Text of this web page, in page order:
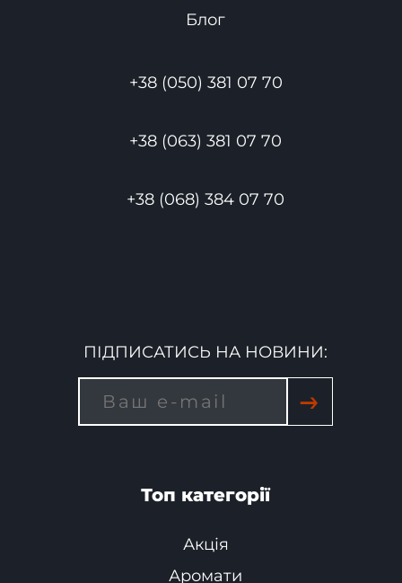
Блог
+38 (050) 381 07 70
+38 (063) 381 07 70
+38 (068) 384 07 70
ПІДПИСАТИСЬ НА НОВИНИ:
→
Топ категорії
Акція
Аромати